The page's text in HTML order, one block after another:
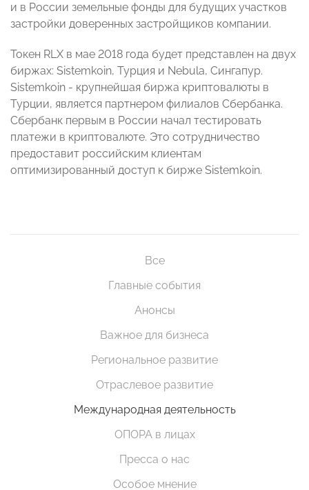
и в России земельные фонды для будущих участков
застройки доверенных застройщиков компании.
Токен RLX в мае 2018 года будет представлен на двух
биржах: Sistemkoin, Турция и Nebula, Сингапур.
Sistemkoin - крупнейшая биржа криптовалюты в
Турции, является партнером филиалов Сбербанка.
Сбербанк первым в России начал тестировать
платежи в криптовалюте. Это сотрудничество
предоставит российским клиентам
оптимизированный доступ к бирже Sistemkoin.
Все
Главные события
Анонсы
Важное для бизнеса
Региональное развитие
Отраслевое развитие
Международная деятельность
ОПОРА в лицах
Пресса о нас
Особое мнение